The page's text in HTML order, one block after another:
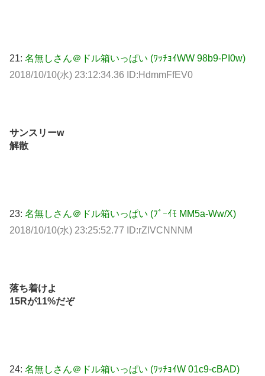
21: 名無しさん＠ドル箱いっぱい (ﾜｯﾁｮｲWW 98b9-PI0w)
2018/10/10(水) 23:12:34.36 ID:HdmmFfEV0
サンスリーw
解散
23: 名無しさん＠ドル箱いっぱい (ﾌﾞｰｲﾓ MM5a-Ww/X)
2018/10/10(水) 23:25:52.77 ID:rZlVCNNNM
落ち着けよ
15Rが11%だぞ
24: 名無しさん＠ドル箱いっぱい (ﾜｯﾁｮｲW 01c9-cBAD)